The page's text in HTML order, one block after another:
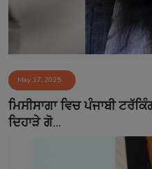
May 17, 2025
ਮਿਸੀਸਾਗਾ ਵਿਚ ਪੰਜਾਬੀ
ਦਿਹਾੜੇ ਗੋ...